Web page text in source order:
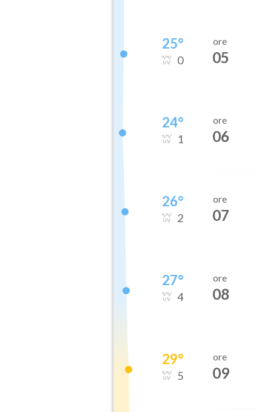
25°
0
ore
05
24°
1
ore
06
26°
2
ore
07
27°
4
ore
08
29°
5
ore
09